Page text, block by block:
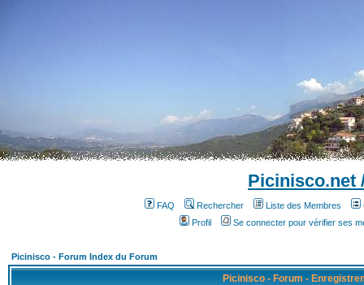
Picinisco.net
FAQ Rechercher Liste des Membres
Profil
Se connecter pour vérifier ses
Picinisco - Forum Index du Forum
Picinisco - Forum -